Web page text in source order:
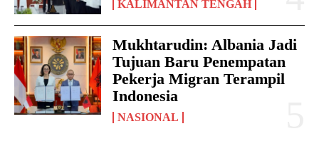
KALIMANTAN TENGAH
Mukhtarudin: Albania Jadi
Tujuan Baru Penempatan
Pekerja Migran Terampil
Indonesia
NASIONAL